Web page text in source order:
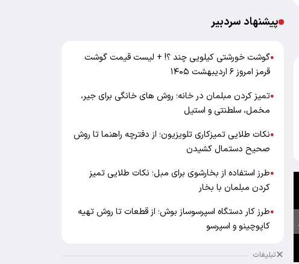
پیشنهاد سردبیر
●گوشت خورشتی کیلویی چند ؟! + لیست قیمت گوشت
قرمز امروز ۶ اردیبهشت ۱۴۰۵
●تمیز کردن مبلمان در خانه؛ روش های خانگی برای جیر،
مخمل، سلطنتی و استیل
●نکات طلایی تمیزکاری تلویزیون؛ از دفترچه راهنما تا روش
صحیح دستمال کشیدن
●طرز استفاده از بخارشوی برای مبل؛ نکات طلایی تمیز
کردن مبلمان با بخار
●طرز کار دستگاه اسپرسوساز بوش؛ از قطعات تا روش تهیه
کاپوچینو و اسپرسو
تبلیغات